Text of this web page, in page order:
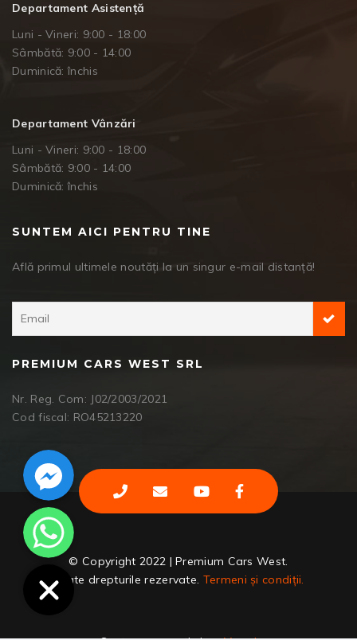
Departament Asistență
Luni - Vineri: 9:00 - 18:00
Sâmbătă: 9:00 - 14:00
Duminică: închis
Departament Vânzări
Luni - Vineri: 9:00 - 18:00
Sâmbătă: 9:00 - 14:00
Duminică: închis
SUNTEM AICI PENTRU TINE
Află primul ultimele noutăți la un singur e-mail distanță!
PREMIUM CARS WEST SRL
Nr. Reg. Com: J02/2003/2021
Cod fiscal: RO45213220
© Copyright 2022 | Premium Cars West.
Toate drepturile rezervate. Termeni și condiții.
Facebook Messenger
WhatsApp